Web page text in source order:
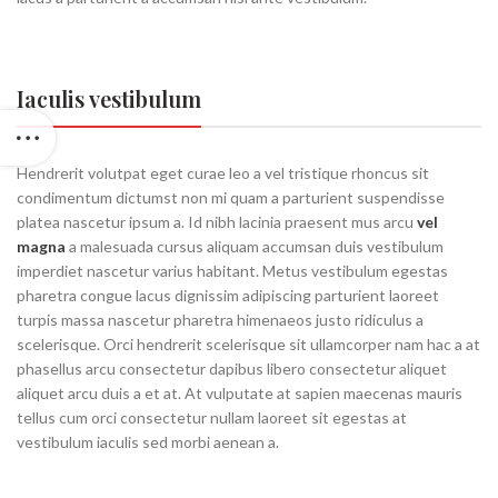
Iaculis vestibulum
Hendrerit volutpat eget curae leo a vel tristique rhoncus sit
condimentum dictumst non mi quam a parturient suspendisse
platea nascetur ipsum a. Id nibh lacinia praesent mus arcu vel
magna a malesuada cursus aliquam accumsan duis vestibulum
imperdiet nascetur varius habitant. Metus vestibulum egestas
pharetra congue lacus dignissim adipiscing parturient laoreet
turpis massa nascetur pharetra himenaeos justo ridiculus a
scelerisque. Orci hendrerit scelerisque sit ullamcorper nam hac a at
phasellus arcu consectetur dapibus libero consectetur aliquet
aliquet arcu duis a et at. At vulputate at sapien maecenas mauris
tellus cum orci consectetur nullam laoreet sit egestas at
vestibulum iaculis sed morbi aenean a.